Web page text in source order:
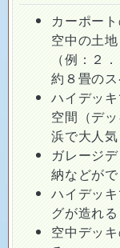
カーポー
空中の土
（例：２
約８畳の
ハイデッ
空間（デ
浜で大人
ガレージ
納などが
ハイデッ
グが造れる
空中デッ